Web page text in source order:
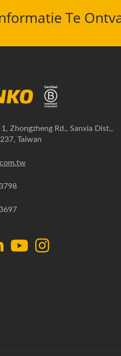
Te
Zhongzheng Rd., Sanxia Dist.,
Taiwan